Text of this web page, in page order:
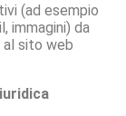
(ad esempio
immagini) da
al sito web